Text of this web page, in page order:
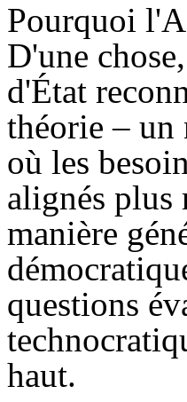
Pourquoi
D'une
d'État
théorie – un
où les
alignés plus
manière
questions
haut.